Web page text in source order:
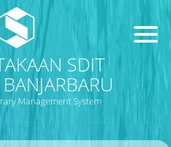
SDIT
Management System